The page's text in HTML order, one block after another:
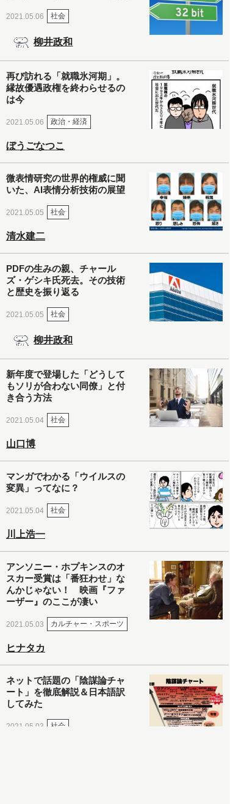
2021.05.06 社会
柳井政和
再び訪れる「就職氷河期」。
縁故優遇政権を終わらせるの
は今
2021.05.06 政治・経済
ぼうごなつこ
微表情研究の世界的権威に聞
いた、AI表情分析技術の展望
2021.05.05 社会
清水建二
PDFの生みの親、チャール
ズ・ゲシキ氏死去。その技術
と歴史を振り返る
2021.05.05 社会
柳井政和
新年度で登場した「どうして
もソリが合わない同僚」と付
き合う方法
2021.05.04 社会
山口博
マンガでわかる「ウイルスの
変異」ってなに？
2021.05.04 社会
川上浩一
アンソニー・ホプキンスのオ
スカー受賞は「番狂わせ」な
んかじゃない！ 映画『ファ
ーザー』のここが凄い
2021.05.03 カルチャー・スポーツ
ヒナタカ
ネットで話題の「陰謀論チャ
ート」を徹底解説＆日本語訳
してみた
2021.05.03 社会